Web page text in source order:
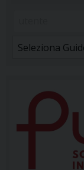
settembre
l’Esame di